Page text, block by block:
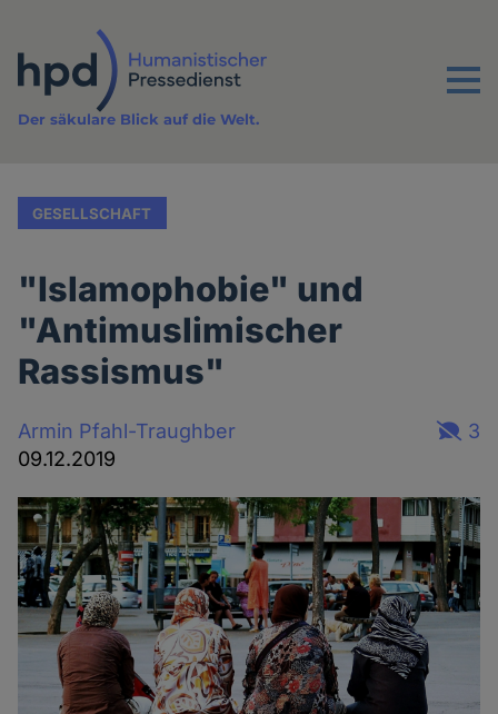
Inhalt
Menu
Der säkulare Blick auf die Welt.
GESELLSCHAFT
"Islamophobie" und
"Antimuslimischer
Rassismus"
Armin Pfahl-Traughber
09.12.2019
3